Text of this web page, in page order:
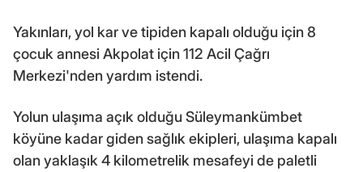
Yakınları, yol kar ve tipiden kapalı olduğu için 8
çocuk annesi Akpolat için 112 Acil Çağrı
Merkezi'nden yardım istendi.
Yolun ulaşıma açık olduğu Süleymankümbet
köyüne kadar giden sağlık ekipleri, ulaşıma kapalı
olan yaklaşık 4 kilometrelik mesafeyi de paletli